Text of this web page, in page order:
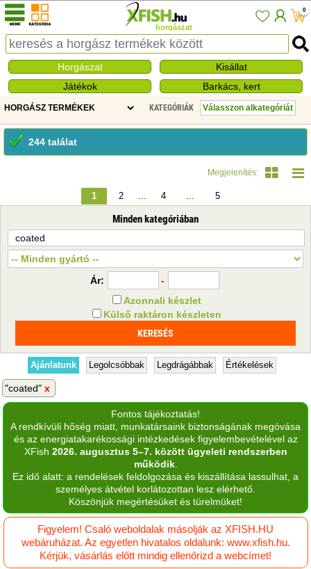
horgászat
0
Horgászat
Kisállat
Játékok
Barkács, kert
KATEGÓRIÁK
244 találat
Megjelenítés:
1 2 ... 4 ... 5
Minden kategóriában
Ár:
-
Azonnali készlet
Külső raktáron készleten
Ajánlatunk Legolcsóbbak Legdrágábbak Értékelések
"coated"
Fontos tájékoztatás!
A rendkívüli hőség miatt, munkatársaink biztonságának megóvása
és az energiatakarékossági intézkedések figyelembevételével az
XFish 2026. augusztus 5–7. között ügyeleti rendszerben
működik.
Ez idő alatt: a rendelések feldolgozása és kiszállítása lassulhat, a
személyes átvétel korlátozottan lesz elérhető.
Köszönjük megértésüket és türelmüket!
Figyelem! Csaló weboldalak másolják az XFISH.HU
webáruházat. Az egyetlen hivatalos oldalunk: www.xfish.hu.
Kérjük, vásárlás előtt mindig ellenőrizd a webcímet!